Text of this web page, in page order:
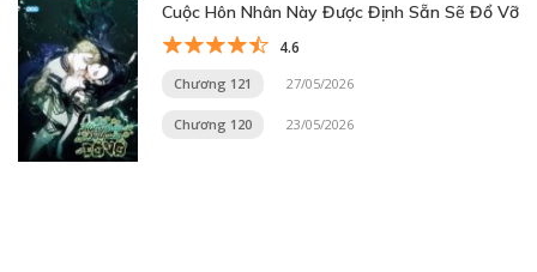
Cuộc Hôn Nhân Này Được Định Sẵn Sẽ Đổ Vỡ
4.6
Chương 121 27/05/2026
Chương 120 23/05/2026